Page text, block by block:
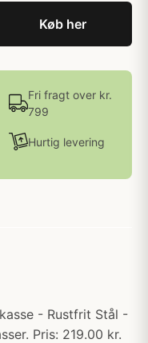
Køb her
Fri fragt over kr.
799
Hurtig levering
- Rustfrit Stål -
Pris: 219.00 kr.